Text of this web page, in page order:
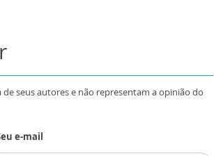
seus autores e não representam a opinião do
e-mail